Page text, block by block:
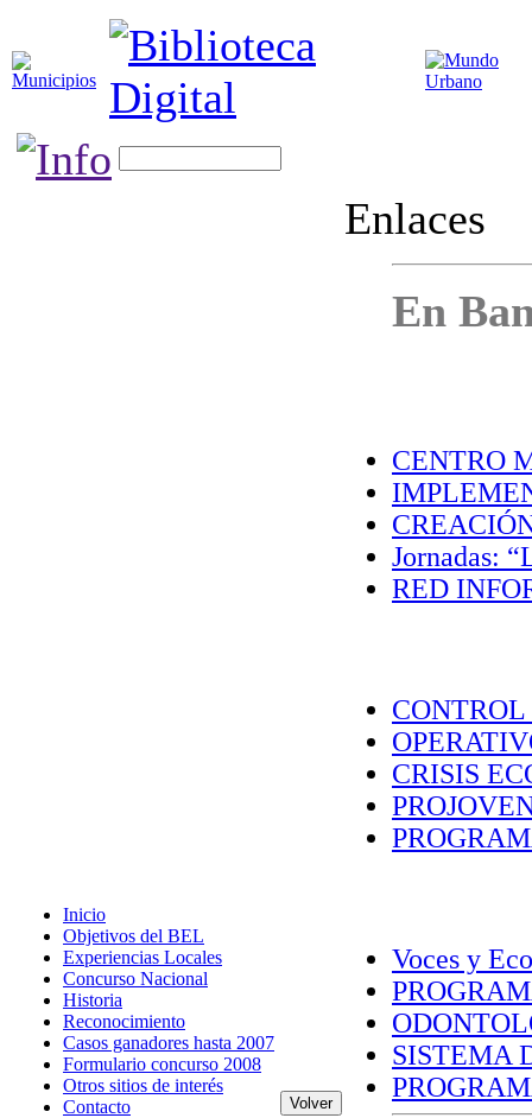
Inicio
Objetivos del BEL
Experiencias Locales
Concurso Nacional
Historia
Reconocimiento
Casos ganadores hasta 2007
Formulario concurso 2008
Otros sitios de interés
Contacto
Enlaces
En
CENTRO
Jornadas:
RED
CRISIS
Voces y
SISTEMA